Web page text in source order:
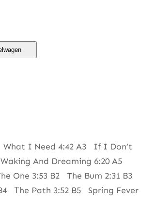
I Need 4:42 A3 If I Don’t
And Dreaming 6:20 A5
One 3:53 B2 The Bum 2:31 B3
The Path 3:52 B5 Spring Fever